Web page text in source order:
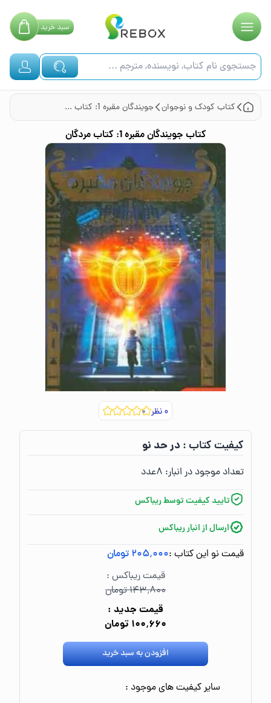
سبدخرید
کتاب کودک و نوجوان جویندگان مقبره 1: کتاب مردگان
کتاب جویندگان مقبره 1: کتاب مردگان
۰نظر
کیفیت کتاب :‌در حد نو
تعداد موجود در انبار:‌ ۸عدد
تایید کیفیت توسط ریباکس
ارسال از انبار ریباکس
قیمت نو این کتاب :۲۰۵٬۰۰۰ تومان
قیمت ریباکس :
۱۴۳٬۸۰۰ تومان
قیمت جدید :
۱۰۰٬۶۶۰ تومان
افزودن به سبد خرید
سایر کیفیت های موجود :